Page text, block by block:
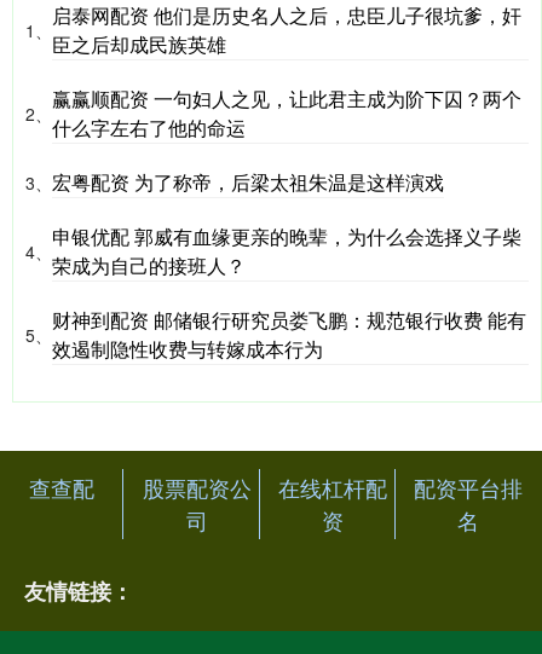
1、
启泰网配资 他们是历史名人之后，忠臣儿子很坑爹，奸
臣之后却成民族英雄
2、
赢赢顺配资 一句妇人之见，让此君主成为阶下囚？两个
什么字左右了他的命运
3、 宏粤配资 为了称帝，后梁太祖朱温是这样演戏
4、
申银优配 郭威有血缘更亲的晚辈，为什么会选择义子柴
荣成为自己的接班人？
5、
财神到配资 邮储银行研究员娄飞鹏：规范银行收费 能有
效遏制隐性收费与转嫁成本行为
查查配
股票配资公
司
在线杠杆配
资
配资平台排
名
友情链接：